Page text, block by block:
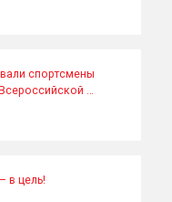
спортсмены
…
в цель!